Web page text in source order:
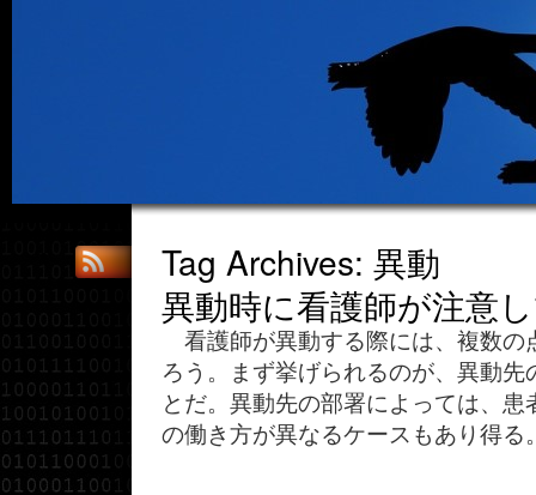
Tag Archives: 異動
異動時に看護師が注意
看護師が異動する際には、複数の
ろう。まず挙げられるのが、異動
とだ。異動先の部署によっては、
の働き方が異なるケースもあり得